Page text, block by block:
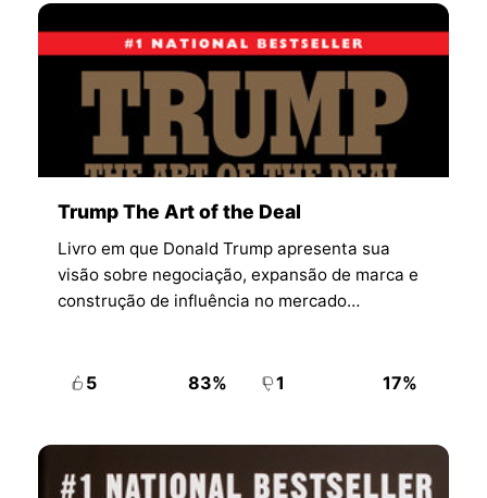
Trump The Art of the Deal
Livro em que Donald Trump apresenta sua
visão sobre negociação, expansão de marca e
construção de influência no mercado
5 83% 1 17%